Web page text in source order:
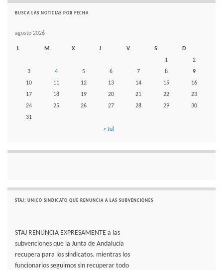
BUSCA LAS NOTICIAS POR FECHA
agosto 2026
L M X J V S
D
1
2
3
4 5 6 7 8
9
10
11 12 13 14 15
16
17
18 19 20 21 22
23
24
25 26 27 28 29
30
31
« Jul
STAJ: UNICO SINDICATO QUE RENUNCIA A LAS SUBVENCIONES
STAJ RENUNCIA EXPRESAMENTE a las
subvenciones que la Junta de Andalucía
recupera para los sindicatos. mientras los
funcionarios seguimos sin recuperar todo